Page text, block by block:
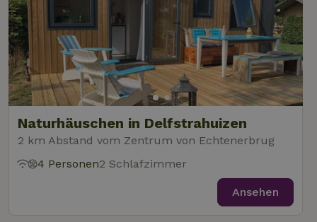
Naturhäuschen in Delfstrahuizen
2 km Abstand vom Zentrum von Echtenerbrug
4 Personen2 Schlafzimmer
Ansehen